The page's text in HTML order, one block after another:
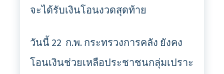
จะได้รับเงินโอนงวดสุดท้าย
วันนี้ 22 ก.พ. กระทรวงการคลัง ยังคง
โอนเงินช่วยเหลือประชาชนกลุ่มเปราะ